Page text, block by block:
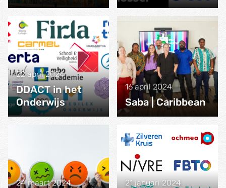
22 april 2024
DDACT in het
Onderwijs
16 april 2024
Saba | Caribbean
24 maart 2024 21 januari 2024